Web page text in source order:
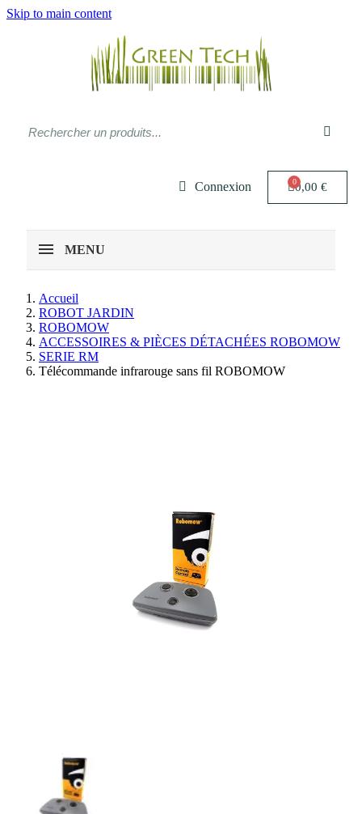
Skip to main content
Connexion 0,00 €
MENU
Accueil
ROBOT JARDIN
ROBOMOW
ACCESSOIRES & PIÈCES DÉTACHÉES ROBOMOW
SERIE RM
Télécommande infrarouge sans fil ROBOMOW